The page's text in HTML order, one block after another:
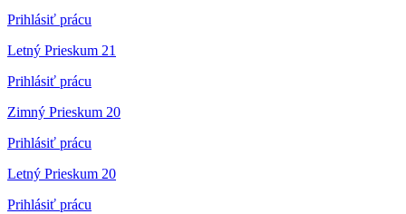
Prihlásiť prácu
Letný Prieskum 21
Prihlásiť prácu
Zimný Prieskum 20
Prihlásiť prácu
Letný Prieskum 20
Prihlásiť prácu